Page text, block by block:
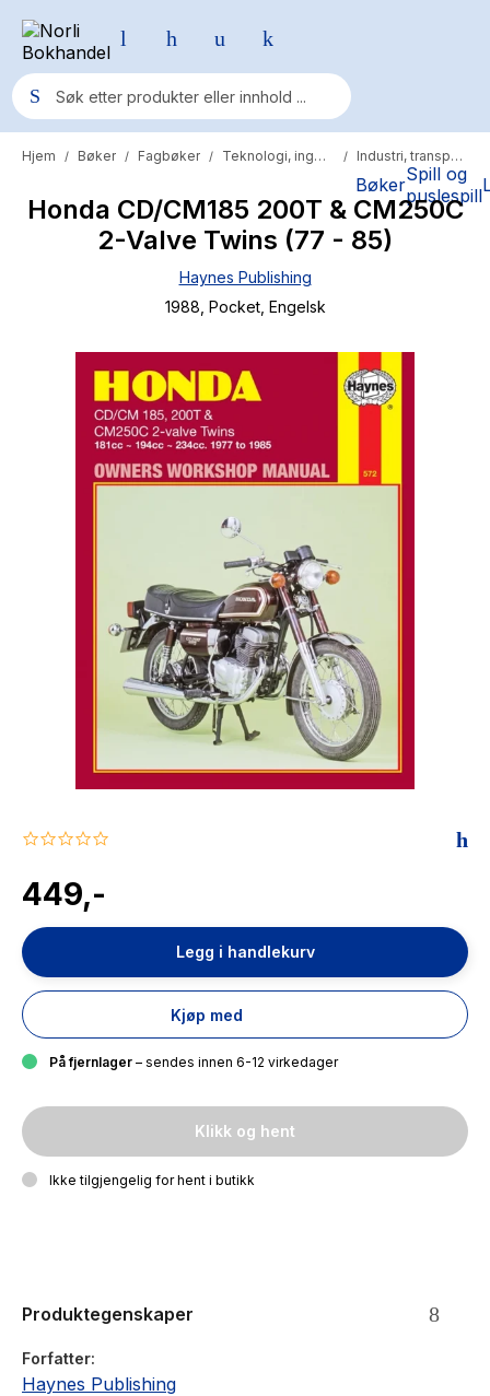
BøkerSpill og
puslespill
Populære søk
Pokemon
One piece
Fury Bound - Sable Sorensen
Elizabeth Strout
Hitster
Hypopressiv trening
Hjem / Bøker / Fagbøker / Teknologi, ingeniør og primær / Industri, transport og service
Honda CD/CM185 200T & CM250C
2-Valve Twins (77 - 85)
Haynes Publishing
1988 , Pocket, Engelsk
0.0
rating
449,-
Legg i handlekurv
Kjøp med
På fjernlager – sendes innen 6-12 virkedager
Klikk og hent
Ikke tilgjengelig for hent i butikk
Produktegenskaper
Forfatter
Haynes Publishing